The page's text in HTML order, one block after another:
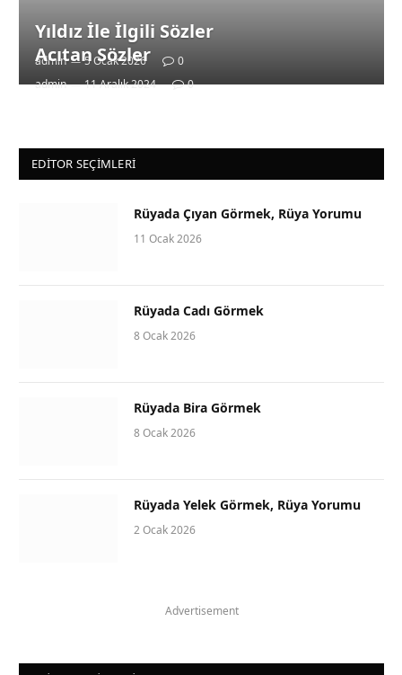
Yıldız İle İlgili Sözler
admin 5 Ocak 2026 0
Acıtan Sözler
admin 11 Aralık 2024 0
EDITOR SEÇIMLERI
Rüyada Çıyan Görmek, Rüya Yorumu
11 Ocak 2026
Rüyada Cadı Görmek
8 Ocak 2026
Rüyada Bira Görmek
8 Ocak 2026
Rüyada Yelek Görmek, Rüya Yorumu
2 Ocak 2026
Advertisement